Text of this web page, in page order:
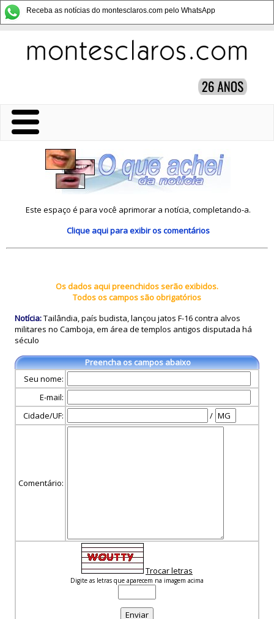
Receba as notícias do montesclaros.com pelo WhatsApp
Este espaço é para você aprimorar a notícia, completando-a.
Clique aquipara exibir os comentários
Os dados aqui preenchidos serão exibidos.
Todos os campos são obrigatórios
Notícia:Tailândia, país budista, lançou jatos F-16 contra alvos
militares no Camboja, em área de templos antigos disputada há
século
Preencha os campos abaixo
Seu nome:
E-mail:
Cidade/UF:
/
Comentário:
Trocar letras
Digite as letras que aparecem na imagem acima